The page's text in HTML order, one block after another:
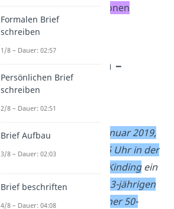
unnötige Informationen
2. Vergangenheit
Bericht schreiben –
Muster
Mache es besser so:
Am Dienstag, den 12. Januar 2019,
ereignete sich gegen 15 Uhr in der
St.-Martin-Straße 50 in Kindingein
Unfall zwischen einer
13-jährigen
Fahrradfahrerin und einer 50-
Formalen Brief
schreiben
1/8 – Dauer: 02:57
Persönlichen Brief
schreiben
2/8 – Dauer: 02:51
Brief Aufbau
3/8 – Dauer: 02:03
Brief beschriften
4/8 – Dauer: 04:08